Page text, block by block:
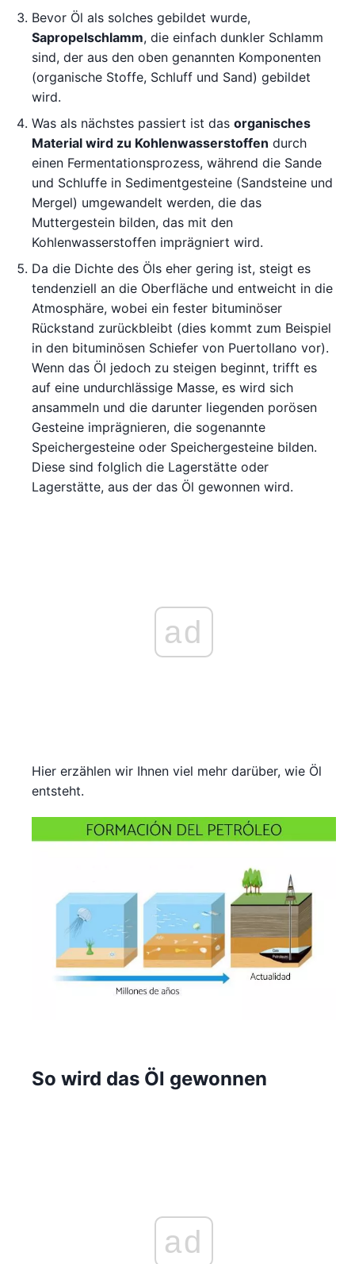
Bevor Öl als solches gebildet wurde,
Sapropelschlamm, die einfach dunkler Schlamm
sind, der aus den oben genannten Komponenten
(organische Stoffe, Schluff und Sand) gebildet
wird.
Was als nächstes passiert ist das organisches
Material wird zu Kohlenwasserstoffen durch
einen Fermentationsprozess, während die Sande
und Schluffe in Sedimentgesteine (Sandsteine und
Mergel) umgewandelt werden, die das
Muttergestein bilden, das mit den
Kohlenwasserstoffen imprägniert wird.
Da die Dichte des Öls eher gering ist, steigt es
tendenziell an die Oberfläche und entweicht in die
Atmosphäre, wobei ein fester bituminöser
Rückstand zurückbleibt (dies kommt zum Beispiel
in den bituminösen Schiefer von Puertollano vor).
Wenn das Öl jedoch zu steigen beginnt, trifft es
auf eine undurchlässige Masse, es wird sich
ansammeln und die darunter liegenden porösen
Gesteine imprägnieren, die sogenannte
Speichergesteine oder Speichergesteine bilden.
Diese sind folglich die Lagerstätte oder
Lagerstätte, aus der das Öl gewonnen wird.
ad
Hier erzählen wir Ihnen viel mehr darüber, wie Öl
entsteht.
So wird das Öl gewonnen
ad